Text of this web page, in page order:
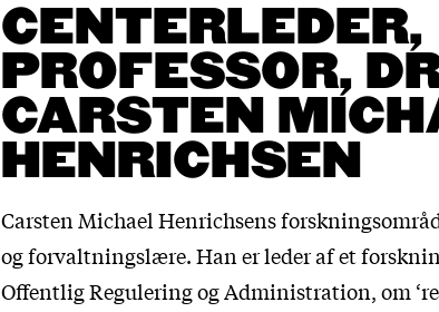
CENTERLEDER,
PROFESSOR,
CARSTEN
HENRICHSEN
Carsten Michael Henrichsens
og forvaltningslære. Han er leder af et
Offentlig Regulering og Administration, om